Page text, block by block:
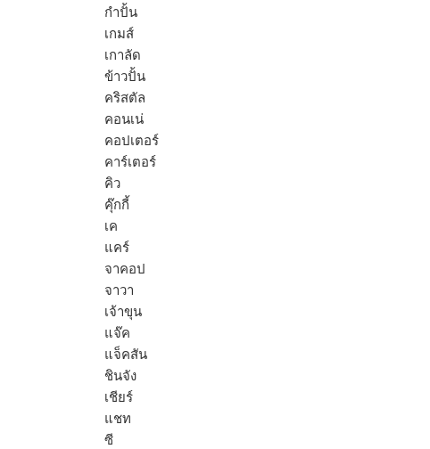
กำปั้น
เกมส์
เกาลัด
ข้าวปั้น
คริสตัล
คอนเน่
คอปเตอร์
คาร์เตอร์
คิว
คุ๊กกี้
เค
แคร์
จาคอป
จาวา
เจ้าขุน
แจ๊ค
แจ็คสัน
ชินจัง
เชียร์
แชท
ซี